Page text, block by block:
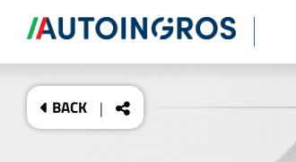
BACK |